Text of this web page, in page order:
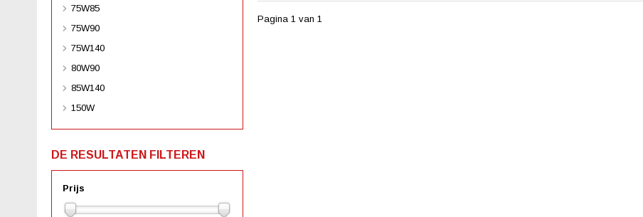
Pagina 1 van 1
75W85
75W90
75W140
80W90
85W140
150W
DE RESULTATEN FILTEREN
Prijs